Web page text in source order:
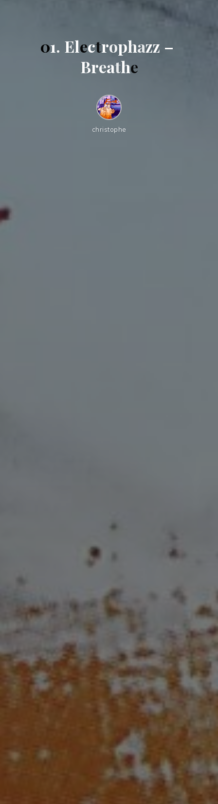
01. Electrophazz –
Breathe
christophe